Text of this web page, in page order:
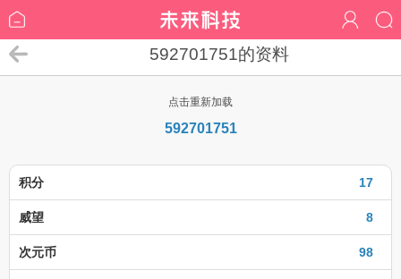
592701751的资料
点击重新加载
592701751
17
积分
8
威望
98
次元币